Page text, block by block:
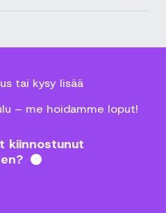
tai kysy lisää
– me hoidamme loput!